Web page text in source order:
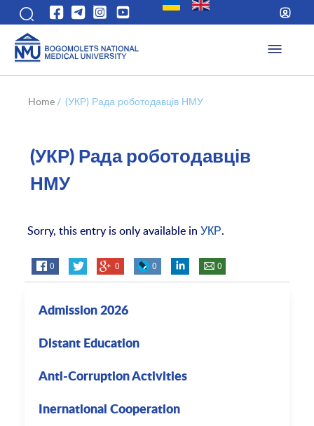
Home / (УКР) Рада роботодавців НМУ
(УКР) Рада роботодавців
НМУ
Sorry, this entry is only available inУКР.
0 0 0 0
Admission 2026
Distant Education
Anti-Corruption Activities
Inernational Cooperation